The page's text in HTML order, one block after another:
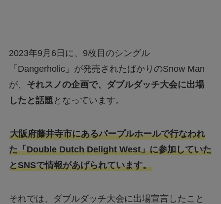
2023年9月6日に、9枚目のシングル
「Dangerholic」が発売されたばかりのSnow Man
が、 それスノの企画で、ダブルダッチ大会に出場
したと話題 となっています。
大阪府藤井寺市にあるパープルホールで行なわれ
た「Double Dutch Delight West」に参加していた
とSNSで情報があげられています。
それでは、ダブルダッチ大会に出場宣言したこと